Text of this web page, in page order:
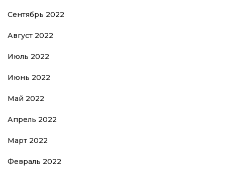
Сентябрь 2022
Август 2022
Июль 2022
Июнь 2022
Май 2022
Апрель 2022
Март 2022
Февраль 2022